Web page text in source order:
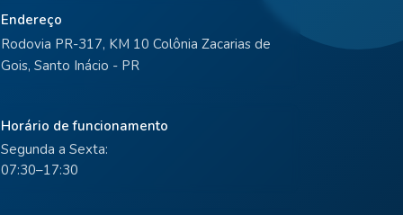
Endereço
Rodovia PR-317, KM 10 Colônia Zacarias de
Gois, Santo Inácio - PR
Horário de funcionamento
Segunda a Sexta:
07:30–17:30